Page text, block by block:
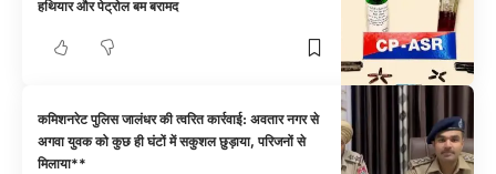
हथियार और पेट्रोल बम बरामद
कमिशनरेट पुलिस जालंधर की त्वरित कार्रवाई: अवतार नगर से
अगवा युवक को कुछ ही घंटों में सकुशल छुड़ाया, परिजनों से
मिलाया**